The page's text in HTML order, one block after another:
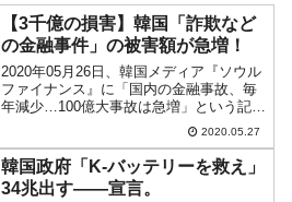
【3千億の損害】韓国「詐欺など
の金融事件」の被害額が急増！
2020年05月26日、韓国メディア『ソウル
ファイナンス』に「国内の金融事故、毎
年減少…100億大事故は急増」という記事
が出ました。これは韓国の「金融監督
院」が公表した「2019年の金融事故発生
状況と対応策」を基にした記事。一部を
以下に引用...
2020.05.27
韓国政府「K-バッテリーを救え」
34兆出す――宣言。